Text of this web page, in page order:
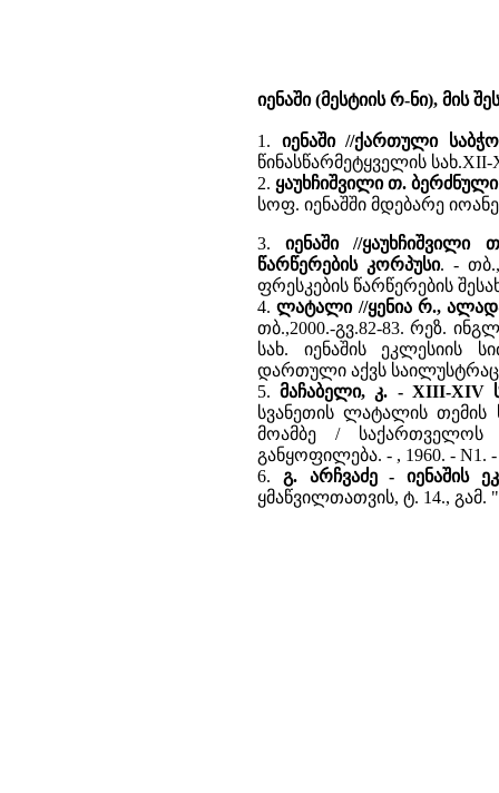
იენაში (მესტიის რ-ნი), მის
1. იენაში //ქართული
წინასწარმეტყველის სახ.XII-
2. ყაუხჩიშვილი თ.
სოფ. იენაშში მდებარე
3.იენაში //
წარწერების კორპუსი. - თბ.,
ფრესკების წარწერების
4.ლატალი //ყენია რ.,
თბ.,2000.-გვ.82-83. რეზ.
სახ. იენაშის ეკლესიის
დართული აქვს
5.მაჩაბელი, კ. - XIII-XIV
სვანეთის ლატალის თემის
მოამბე / საქართველოს
განყოფილება. - , 1960. - N1.
6. გ. არჩვაძე - იენაშის
ყმაწვილთათვის, ტ. 14., გამ.